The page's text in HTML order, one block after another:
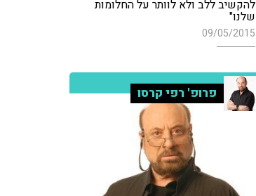
להקשיב ללב ולא לוותר על החלומות
שלנו"
09/05/2015
פרופ' רפי קרסו